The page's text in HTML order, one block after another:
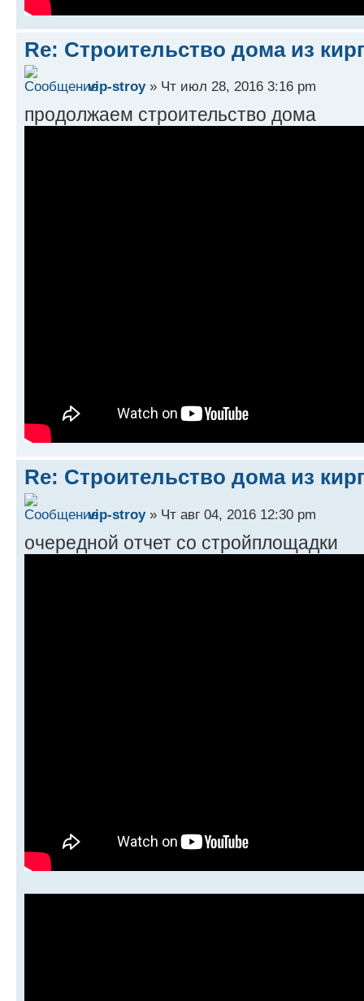
Re: Строительство дома из
vip-stroy» Чт июл 28, 2016 3:16 pm
продолжаем строительство дома
Re: Строительство дома из
vip-stroy» Чт авг 04, 2016 12:30 pm
очередной отчет со стройплощадки